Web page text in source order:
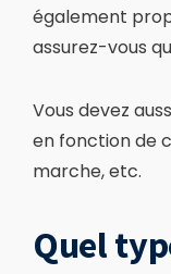
également
assurez-vous
Vous devez
en fonction de
marche, etc.
Quel